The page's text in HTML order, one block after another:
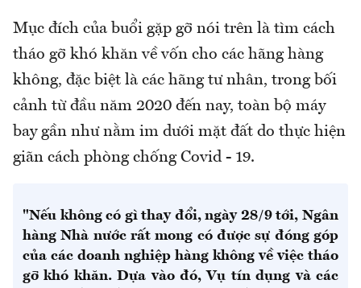
Mục đích của buổi gặp gỡ nói trên là tìm cách
tháo gỡ khó khăn về vốn cho các hãng hàng
không, đặc biệt là các hãng tư nhân, trong bối
cảnh từ đầu năm 2020 đến nay, toàn bộ máy
bay gần như nằm im dưới mặt đất do thực hiện
giãn cách phòng chống Covid - 19.
"Nếu không có gì thay đổi, ngày 28/9 tới, Ngân
hàng Nhà nước rất mong có được sự đóng góp
của các doanh nghiệp hàng không về việc tháo
gỡ khó khăn. Dựa vào đó, Vụ tín dụng và các